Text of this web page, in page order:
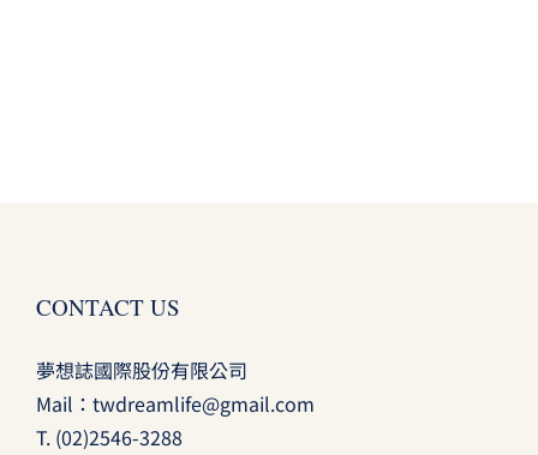
CONTACT US
夢想誌國際股份有限公司
Mail： twdreamlife@gmail.com
T. (02)2546-3288